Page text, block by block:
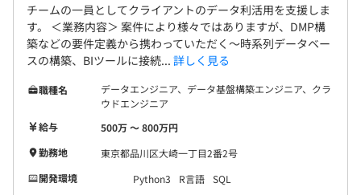
チームの一員としてクライアントのデータ利活用を支援しま
す。 ＜業務内容＞ 案件により様々ではありますが、DMP構
築などの要件定義から携わっていただく～時系列データベー
スの構築、BIツールに接続... 詳しく見る
職種名
データエンジニア、データ基盤構築エンジニア、クラ
ウドエンジニア
給与
500万 〜 800万円
勤務地
東京都品川区大崎一丁目2番2号
開発環境
Python3 R言語 SQL